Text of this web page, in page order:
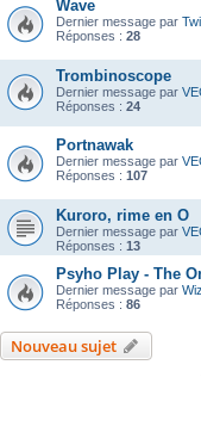
Wave
Dernier message par
Réponses : 28
Trombinoscope
Dernier message par
Réponses : 24
Portnawak
Dernier message par
Réponses : 107
Kuroro, rime en O
Dernier message par
Réponses : 13
Psyho Play - The
Dernier message par
Réponses : 86
Nouveau sujet